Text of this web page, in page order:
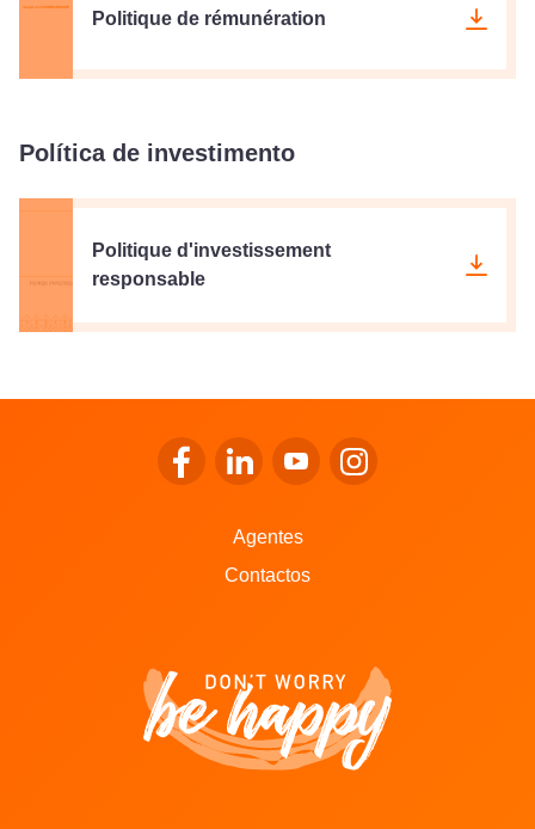
Politique de rémunération
Política de investimento
Politique d'investissement
responsable
Ir para o Facebook da LALUX
Ir para o LinkedIn da LALUX
Ir para o YouTube da
Ir para o Instagram
Agentes
Contactos